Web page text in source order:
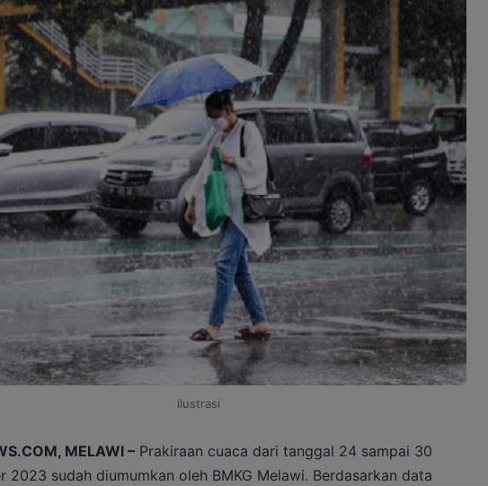
ilustrasi
MELAWI –Prakiraan cuaca dari tanggal 24 sampai 30
2023 sudah diumumkan oleh BMKG Melawi. Berdasarkan data